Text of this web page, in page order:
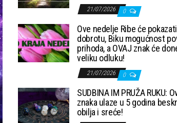
21/07/2026 0
Ove nedelje Ribe će
dobrotu, Biku mogućnost
prihoda, a OVAJ znak će
veliku odluku!
21/07/2026 0
SUDBINA IM PRUŽA RUKU:
znaka ulaze u 5 godina
obilja i sreće!